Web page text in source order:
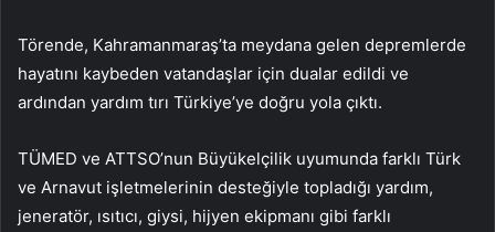
Törende, Kahramanmaraş’ta meydana gelen depremlerde
hayatını kaybeden vatandaşlar için dualar edildi ve
ardından yardım tırı Türkiye’ye doğru yola çıktı.
TÜMED ve ATTSO’nun Büyükelçilik uyumunda farklı Türk
ve Arnavut işletmelerinin desteğiyle topladığı yardım,
jeneratör, ısıtıcı, giysi, hijyen ekipmanı gibi farklı